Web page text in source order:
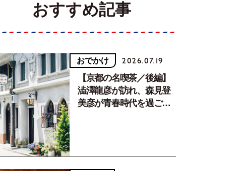
おすすめ記事
おでかけ 2026.07.19
【京都の名喫茶／後編】
澁澤龍彦が訪れ、森見登
美彦が青春時代を過ごし